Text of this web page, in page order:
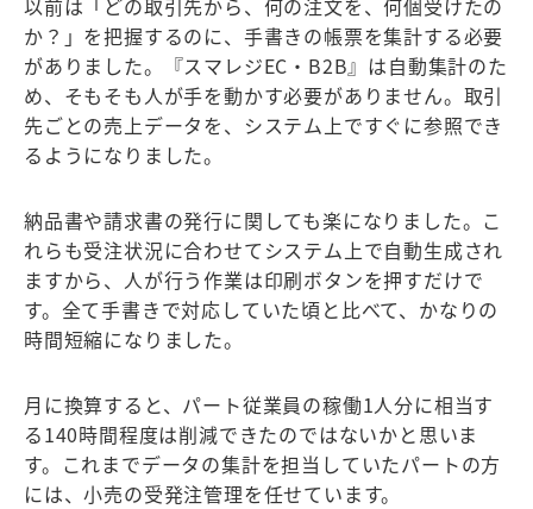
以前は「どの取引先から、何の注文を、何個受けたの
か？」を把握するのに、手書きの帳票を集計する必要
がありました。『スマレジEC・B2B』は自動集計のた
め、そもそも人が手を動かす必要がありません。取引
先ごとの売上データを、システム上ですぐに参照でき
るようになりました。
納品書や請求書の発行に関しても楽になりました。こ
れらも受注状況に合わせてシステム上で自動生成され
ますから、人が行う作業は印刷ボタンを押すだけで
す。全て手書きで対応していた頃と比べて、かなりの
時間短縮になりました。
月に換算すると、パート従業員の稼働1人分に相当す
る140時間程度は削減できたのではないかと思いま
す。これまでデータの集計を担当していたパートの方
には、小売の受発注管理を任せています。